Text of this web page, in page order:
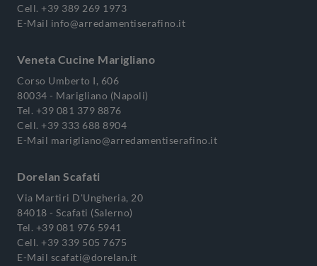
Cell. +39 389 269 1973
E-Mail info@arredamentiserafino.it
Veneta Cucine Marigliano
Corso Umberto I, 606
80034 - Marigliano (Napoli)
Tel. +39 081 379 8876
Cell. +39 333 688 8904
E-Mail marigliano@arredamentiserafino.it
Dorelan Scafati
Via Martiri D'Ungheria, 20
84018 - Scafati (Salerno)
Tel. +39 081 976 5941
Cell. +39 339 505 7675
E-Mail scafati@dorelan.it